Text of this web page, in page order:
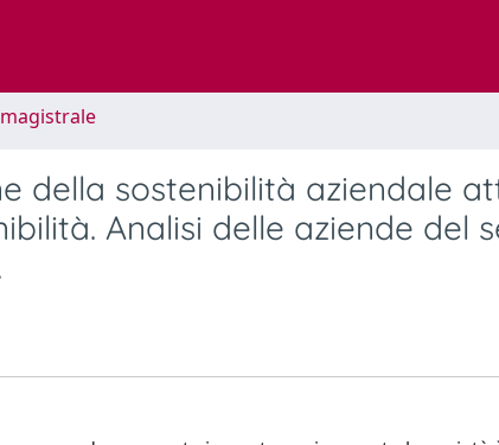
della sostenibilità aziendale
Analisi delle aziende del